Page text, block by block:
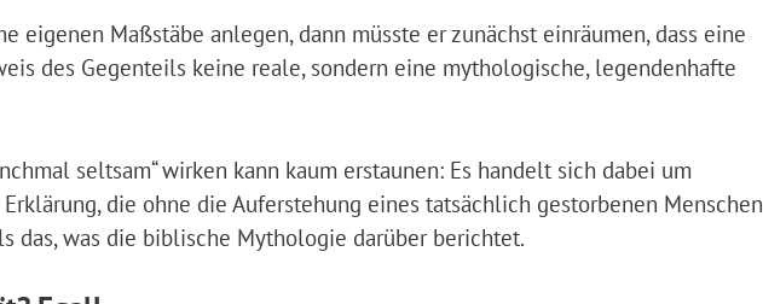
eigenen Maßstäbe anlegen, dann müsste er zunächst einräumen, dass eine
des Gegenteils keine reale, sondern eine mythologische, legendenhafte
seltsam“ wirken kann kaum erstaunen: Es handelt sich dabei um
die ohne die Auferstehung eines tatsächlich gestorbenen Menschen
das, was die biblische Mythologie darüber berichtet.